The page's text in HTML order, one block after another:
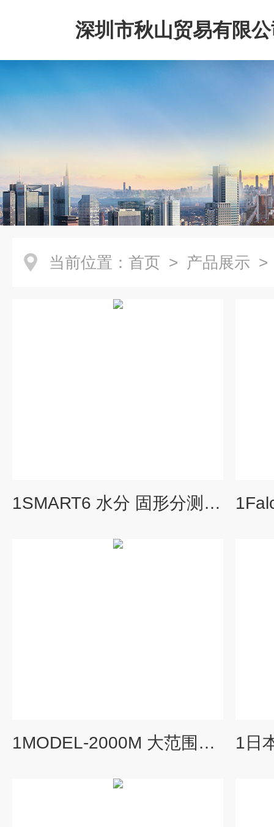
深圳市秋山贸易有限
当前位置： 首页 > 产品展示
1SMART6 水分 固形分测定仪
1MODEL-2000M 大范围照射型红外水分计